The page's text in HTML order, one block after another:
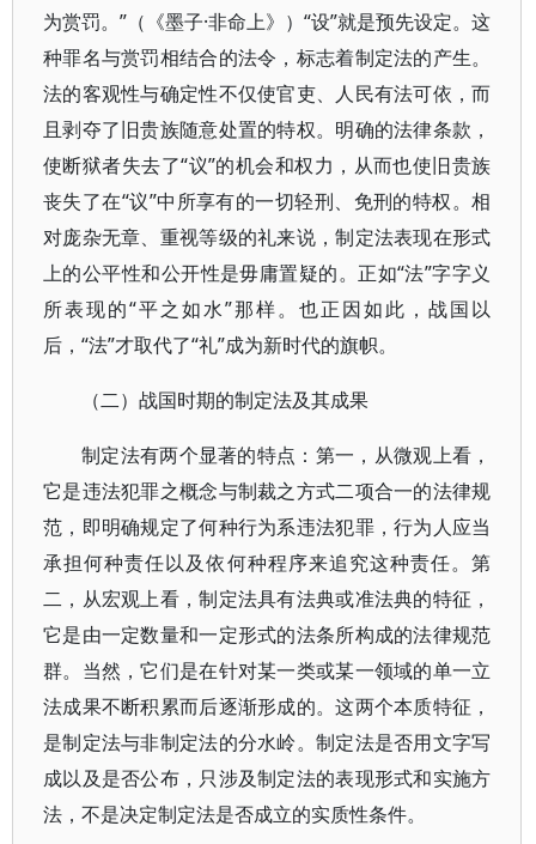
为赏罚。”（《墨子·非命上》）“设”就是预先设定。这
种罪名与赏罚相结合的法令，标志着制定法的产生。
法的客观性与确定性不仅使官吏、人民有法可依，而
且剥夺了旧贵族随意处置的特权。明确的法律条款，
使断狱者失去了“议”的机会和权力，从而也使旧贵族
丧失了在“议”中所享有的一切轻刑、免刑的特权。相
对庞杂无章、重视等级的礼来说，制定法表现在形式
上的公平性和公开性是毋庸置疑的。正如“法”字字义
所表现的“平之如水”那样。也正因如此，战国以
后，“法”才取代了“礼”成为新时代的旗帜。
（二）战国时期的制定法及其成果
制定法有两个显著的特点：第一，从微观上看，
它是违法犯罪之概念与制裁之方式二项合一的法律规
范，即明确规定了何种行为系违法犯罪，行为人应当
承担何种责任以及依何种程序来追究这种责任。第
二，从宏观上看，制定法具有法典或准法典的特征，
它是由一定数量和一定形式的法条所构成的法律规范
群。当然，它们是在针对某一类或某一领域的单一立
法成果不断积累而后逐渐形成的。这两个本质特征，
是制定法与非制定法的分水岭。制定法是否用文字写
成以及是否公布，只涉及制定法的表现形式和实施方
法，不是决定制定法是否成立的实质性条件。